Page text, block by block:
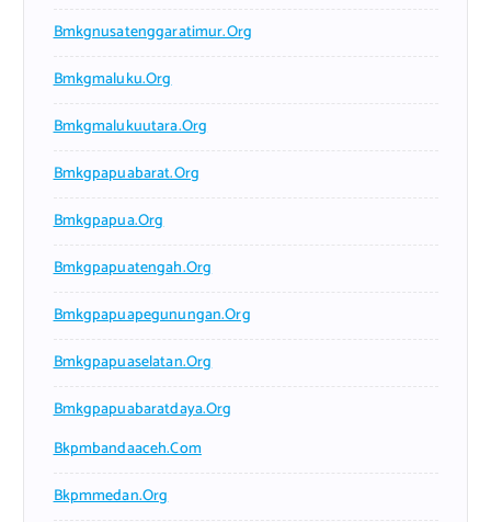
Bmkgnusatenggaratimur.org
Bmkgmaluku.org
Bmkgmalukuutara.org
Bmkgpapuabarat.org
Bmkgpapua.org
Bmkgpapuatengah.org
Bmkgpapuapegunungan.org
Bmkgpapuaselatan.org
Bmkgpapuabaratdaya.org
Bkpmbandaaceh.com
Bkpmmedan.org